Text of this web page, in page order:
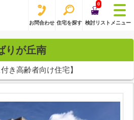
お問合わせ 住宅を探す
0
検討リスト メニュー
りが丘南
付き高齢者向け住宅】